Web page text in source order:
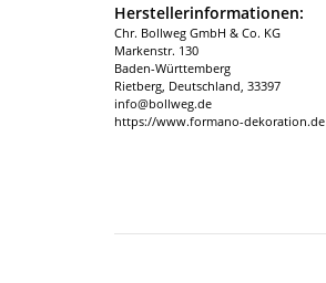
Herstellerinformationen:
Chr. Bollweg GmbH & Co. KG
Markenstr. 130
Baden-Württemberg
Rietberg, Deutschland, 33397
info@bollweg.de
https://www.formano-dekoration.de